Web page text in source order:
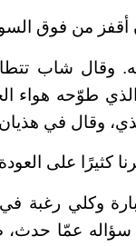
أقفز من فوق
وقال شاب
الذي طوّحه
وقال في
كثيرًا على
وكلي رغبة
سؤاله عمّا